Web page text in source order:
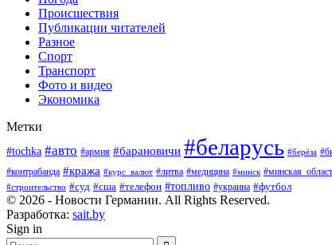
Происшествия
Публикации читателей
Разное
Спорт
Транспорт
Фото и видео
Экономика
Метки
#tochka #авто #армия #барановичи #беларусь #берёза
#контрабанда #кража #курс_валют #литва #медицина #минск
#строительство #суд #сша #телефон #топливо #украина #футбол
© 2026 - Новости Германии. All Rights Reserved.
Разработка: sait.by
Sign in